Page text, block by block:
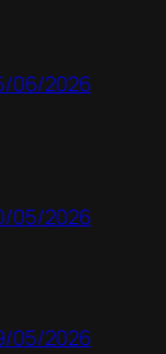
06/2026
05/2026
05/2026